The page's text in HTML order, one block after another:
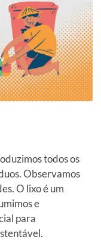
todos os
Observamos
O lixo é um
e
para